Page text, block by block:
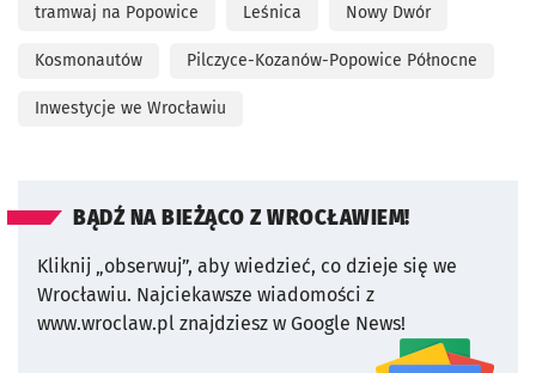
tramwaj na Popowice Leśnica Nowy Dwór
Kosmonautów Pilczyce-Kozanów-Popowice Północne
Inwestycje we Wrocławiu
BĄDŹ NA BIEŻĄCO Z WROCŁAWIEM!
Kliknij „obserwuj”, aby wiedzieć, co dzieje się we
Wrocławiu. Najciekawsze wiadomości z
www.wroclaw.pl znajdziesz w Google News!